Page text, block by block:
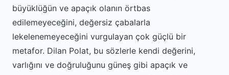
büyüklüğün ve apaçık olanın örtbas
edilemeyeceğini, değersiz çabalarla
lekelenemeyeceğini vurgulayan çok güçlü bir
metafor. Dilan Polat, bu sözlerle kendi değerini,
varlığını ve doğruluğunu güneş gibi apaçık ve